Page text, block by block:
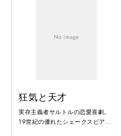
狂気と天才
実存主義者サルトルの恋愛喜劇。
19世紀の優れたシェークスピア俳